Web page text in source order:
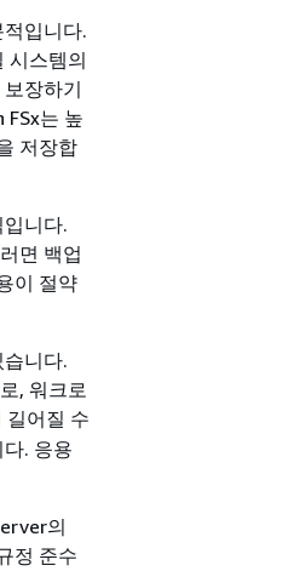
입니다.
시스템의
장하기
는 높
저장합
니다.
면 백업
이 절약
니다.
, 워크로
길어질 수
. 응용
의
정 준수